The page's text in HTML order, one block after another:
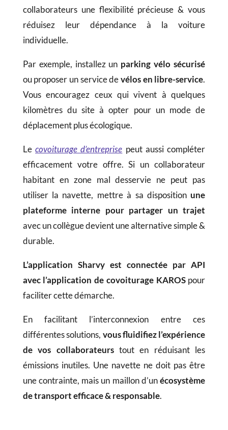
collaborateurs une flexibilité précieuse & vous
réduisez leur dépendance à la voiture
individuelle.
Par exemple, installez un parking vélo sécurisé
ou proposer un service devélos en libre-service.
Vous encouragez ceux qui vivent à quelques
kilomètres du site à opter pour un mode de
déplacement plus écologique.
Lecovoiturage d’entreprise peut aussi compléter
efficacement votre offre. Si un collaborateur
habitant en zone mal desservie ne peut pas
utiliser la navette, mettre à sa disposition une
plateforme interne pour partager un trajet
avec un collègue devient une alternative simple &
durable.
L’application Sharvy est connectée par API
avec l’application de covoiturage KAROSpour
faciliter cette démarche.
En facilitant l’interconnexion entre ces
différentes solutions, vous fluidifiez l’expérience
de vos collaborateurstout en réduisant les
émissions inutiles. Une navette ne doit pas être
une contrainte, mais un maillon d’unécosystème
de transport efficace & responsable.